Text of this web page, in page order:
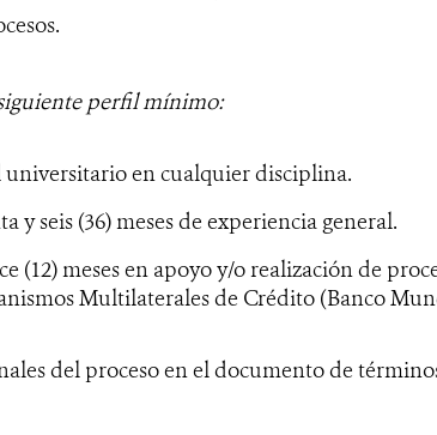
perfil mínimo:
en cualquier disciplina.
seis (36) meses de experiencia general.
(12) meses en apoyo y/o realización de
Multilaterales de Crédito (Banco
del proceso en el documento de